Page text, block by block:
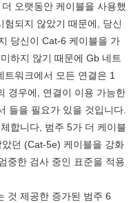
오랫동안 케이블을 사용했
되지 않았기 때문에, 당신
당신이 Cat-6 케이블을 가
하지 않기 때문에 Gb 네트
트워크에서 모든 연결은 1
경우에, 연결이 이용 가능한
들을 필요가 있을 것입니다.
합니다, 범주 5가 더 케이블
던 (Cat-5e) 케이블을 강화
중한 검사 중인 표준을 적용
것 제공한 증가된 범주 6